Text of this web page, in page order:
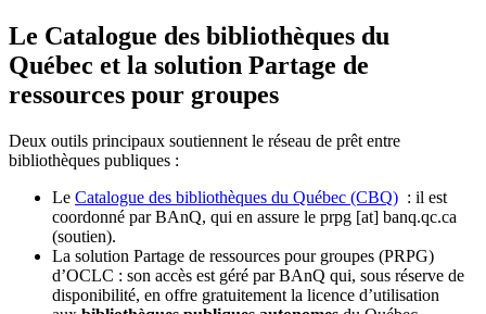
Le Catalogue des bibliothèques du
Québec et la solution Partage de
ressources pour groupes
Deux outils principaux soutiennent le réseau de prêt entre
bibliothèques publiques :
Le Catalogue des bibliothèques du Québec (CBQ) : il est
coordonné par BAnQ, qui en assure le prpg [at] banq.qc.ca
(soutien).
La solution Partage de ressources pour groupes (PRPG)
d’OCLC : son accès est géré par BAnQ qui, sous réserve de
disponibilité, en offre gratuitement la licence d’utilisation